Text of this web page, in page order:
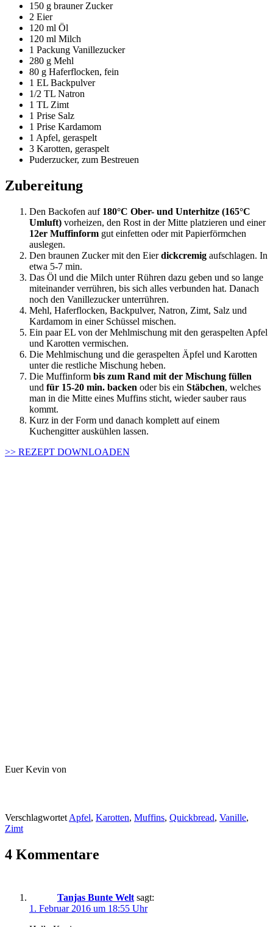
150 g brauner Zucker
2 Eier
120 ml Öl
120 ml Milch
1 Packung Vanillezucker
280 g Mehl
80 g Haferflocken, fein
1 EL Backpulver
1/2 TL Natron
1 TL Zimt
1 Prise Salz
1 Prise Kardamom
1 Apfel, geraspelt
3 Karotten, geraspelt
Puderzucker, zum Bestreuen
Zubereitung
Den Backofen auf 180°C Ober- und Unterhitze (165°C
Umluft) vorheizen, den Rost in der Mitte platzieren und einer
12er Muffinform gut einfetten oder mit Papierförmchen
auslegen.
Den braunen Zucker mit den Eierdickcremig aufschlagen. In
etwa 5-7 min.
Das Öl und die Milch unter Rühren dazu geben und so lange
miteinander verrühren, bis sich alles verbunden hat. Danach
noch den Vanillezucker unterrühren.
Mehl, Haferflocken, Backpulver, Natron, Zimt, Salz und
Kardamom in einer Schüssel mischen.
Ein paar EL von der Mehlmischung mit den geraspelten Apfel
und Karotten vermischen.
Die Mehlmischung und die geraspelten Äpfel und Karotten
unter die restliche Mischung heben.
Die Muffinform bis zum Rand mit der Mischung füllen
und für 15-20 min. backen oder bis ein Stäbchen, welches
man in die Mitte eines Muffins sticht, wieder sauber raus
kommt.
Kurz in der Form und danach komplett auf einem
Kuchengitter auskühlen lassen.
>> REZEPT DOWNLOADEN
Euer Kevin von
Verschlagwortet Apfel, Karotten, Muffins, Quickbread, Vanille,
Zimt
4 Kommentare
Tanjas Bunte Welt sagt:
1. Februar 2016 um 18:55 Uhr